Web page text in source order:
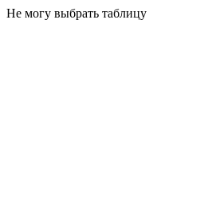
Не могу выбрать таблицу